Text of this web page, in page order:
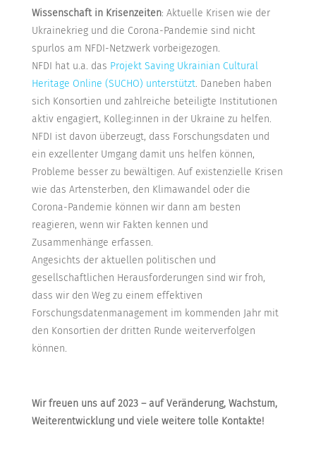
Wissenschaft in Krisenzeiten: Aktuelle Krisen wie der
Ukrainekrieg und die Corona-Pandemie sind nicht
spurlos am NFDI-Netzwerk vorbeigezogen.
NFDI hat u.a. das Projekt Saving Ukrainian Cultural
Heritage Online (SUCHO) unterstützt. Daneben haben
sich Konsortien und zahlreiche beteiligte Institutionen
aktiv engagiert, Kolleg:innen in der Ukraine zu helfen.
NFDI ist davon überzeugt, dass Forschungsdaten und
ein exzellenter Umgang damit uns helfen können,
Probleme besser zu bewältigen. Auf existenzielle Krisen
wie das Artensterben, den Klimawandel oder die
Corona-Pandemie können wir dann am besten
reagieren, wenn wir Fakten kennen und
Zusammenhänge erfassen.
Angesichts der aktuellen politischen und
gesellschaftlichen Herausforderungen sind wir froh,
dass wir den Weg zu einem effektiven
Forschungsdatenmanagement im kommenden Jahr mit
den Konsortien der dritten Runde weiterverfolgen
können.
Wir freuen uns auf 2023 – auf Veränderung, Wachstum,
Weiterentwicklung und viele weitere tolle Kontakte!